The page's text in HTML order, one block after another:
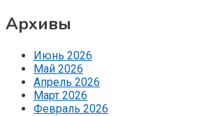
Архивы
Июнь 2026
Май 2026
Апрель 2026
Март 2026
Февраль 2026